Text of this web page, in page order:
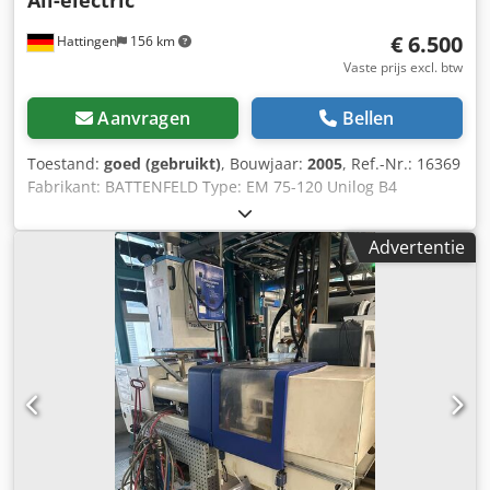
Hattingen 156 km € 6.500
Vaste prijs excl. btw
Aanvragen Bellen
Toestand: goed (gebruikt), Bouwjaar: 2005, Ref.-Nr.: 16369
Fabrikant: BATTENFELD Type: EM 75-120 Unilog B4
vollelektrisch Bouwjaar: 2005 Sluiteenheid Sluitkracht: 75
ton Openingsslag: 800 mm Kolomafstand (h x v): 405 x 405
mm Inbouwhoogte min.: 150 mm Inbouwhoogte max.: 480
mm Spuiteenheid Schroefdiameter: 18 mm Spuitvolume:
30 cm³ Schotgewicht PS: 27 gr Spuitdruk: 2440 bar
Afmetingen en gewichten Afmeting LxBxH: 4,5 x 1,7 x 2,0 m
Machinegewicht: 4500 kg Aanvullende informatie:
BATTENFELD EM 75/120 UNILOG B4 Vollelektrische precisie
spuitgietmachine De BATTENFELD EM 75/120 UNILOG B4 is
een hoogwaardige, vollelektrische spuitgietmachine uit
Oostenrijkse productie. De EM-serie van BATTENFELD
behoorde toen al tot de modernste servo-elektrische
machineconcepten in zijn klasse en is speciaal ontwikkeld
Advertentie